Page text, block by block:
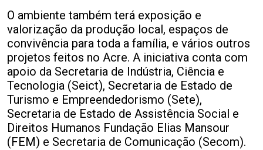
O ambiente também terá exposição e
valorização da produção local, espaços de
convivência para toda a família, e vários outros
projetos feitos no Acre. A iniciativa conta com
apoio da Secretaria de Indústria, Ciência e
Tecnologia (Seict), Secretaria de Estado de
Turismo e Empreendedorismo (Sete),
Secretaria de Estado de Assistência Social e
Direitos Humanos Fundação Elias Mansour
(FEM) e Secretaria de Comunicação (Secom).